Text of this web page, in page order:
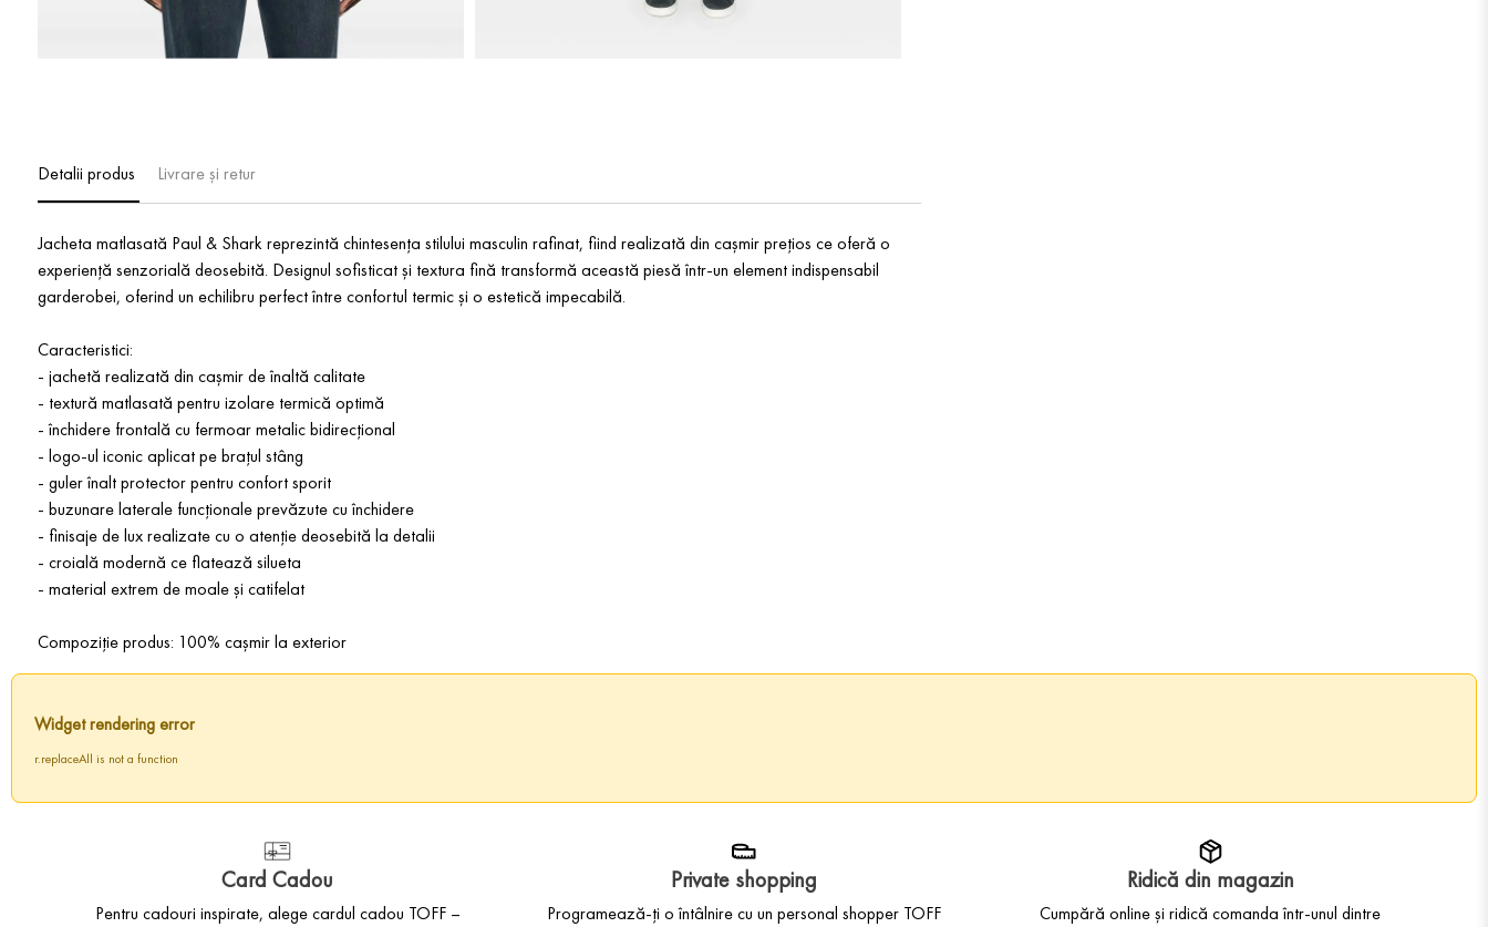
Detalii produs Livrare și retur
Jacheta matlasată Paul & Shark reprezintă chintesența stilului masculin rafinat, fiind realizată din cașmir prețios ce oferă o
experiență senzorială deosebită. Designul sofisticat și textura fină transformă această piesă într-un element indispensabil
garderobei, oferind un echilibru perfect între confortul termic și o estetică impecabilă.
Caracteristici:
- jachetă realizată din cașmir de înaltă calitate
- textură matlasată pentru izolare termică optimă
- închidere frontală cu fermoar metalic bidirecțional
- logo-ul iconic aplicat pe brațul stâng
- guler înalt protector pentru confort sporit
- buzunare laterale funcționale prevăzute cu închidere
- finisaje de lux realizate cu o atenție deosebită la detalii
- croială modernă ce flatează silueta
- material extrem de moale și catifelat
Compoziție produs: 100% cașmir la exterior
Widget rendering error
r.replaceAll is not a function
Card Cadou
Pentru cadouri inspirate, alege cardul cadou TOFF –
Private shopping
Programează-ți o întâlnire cu un personal shopper TOFF
Ridică din magazin
Cumpără online și ridică comanda într-unul dintre